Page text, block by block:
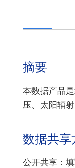
摘要
本数据产品
压、太阳辐
数据共享
公开共享：